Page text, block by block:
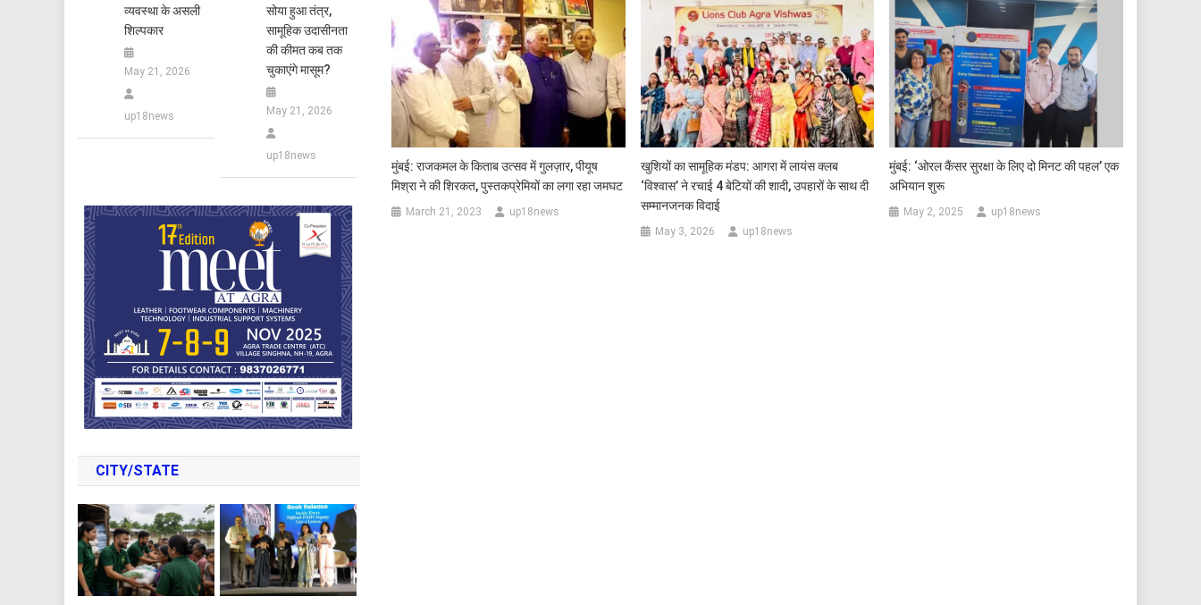
मुंबई: राजकमल के किताब उत्सव में गुलज़ार, पीयूष
मिश्रा ने की शिरकत, पुस्तकप्रेमियों का लगा रहा जमघट
March 21, 2023 up18news
खुशियों का सामूहिक मंडप: आगरा में लायंस क्लब
‘विश्वास’ ने रचाई 4 बेटियों की शादी, उपहारों के साथ दी
सम्मानजनक विदाई
May 3, 2026 up18news
मुंबई: ‘ओरल कैंसर सुरक्षा के लिए दो मिनट की पहल’ एक
अभियान शुरू
May 2, 2025 up18news
व्यवस्था के असली
शिल्पकार
May 21, 2026
up18news
सोया हुआ तंत्र,
सामूहिक उदासीनता
की कीमत कब तक
चुकाएंगे मासूम?
May 21, 2026
up18news
CITY/STATE